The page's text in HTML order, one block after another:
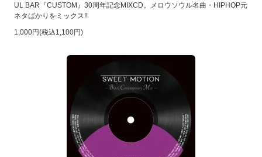
UL BAR『CUSTOM』30周年記念MIXCD。メロウソウル名曲・HIPHOP元
ネタばかりをミックス!!
1,000円(税込1,100円)